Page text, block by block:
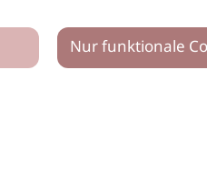
Nur funktionale